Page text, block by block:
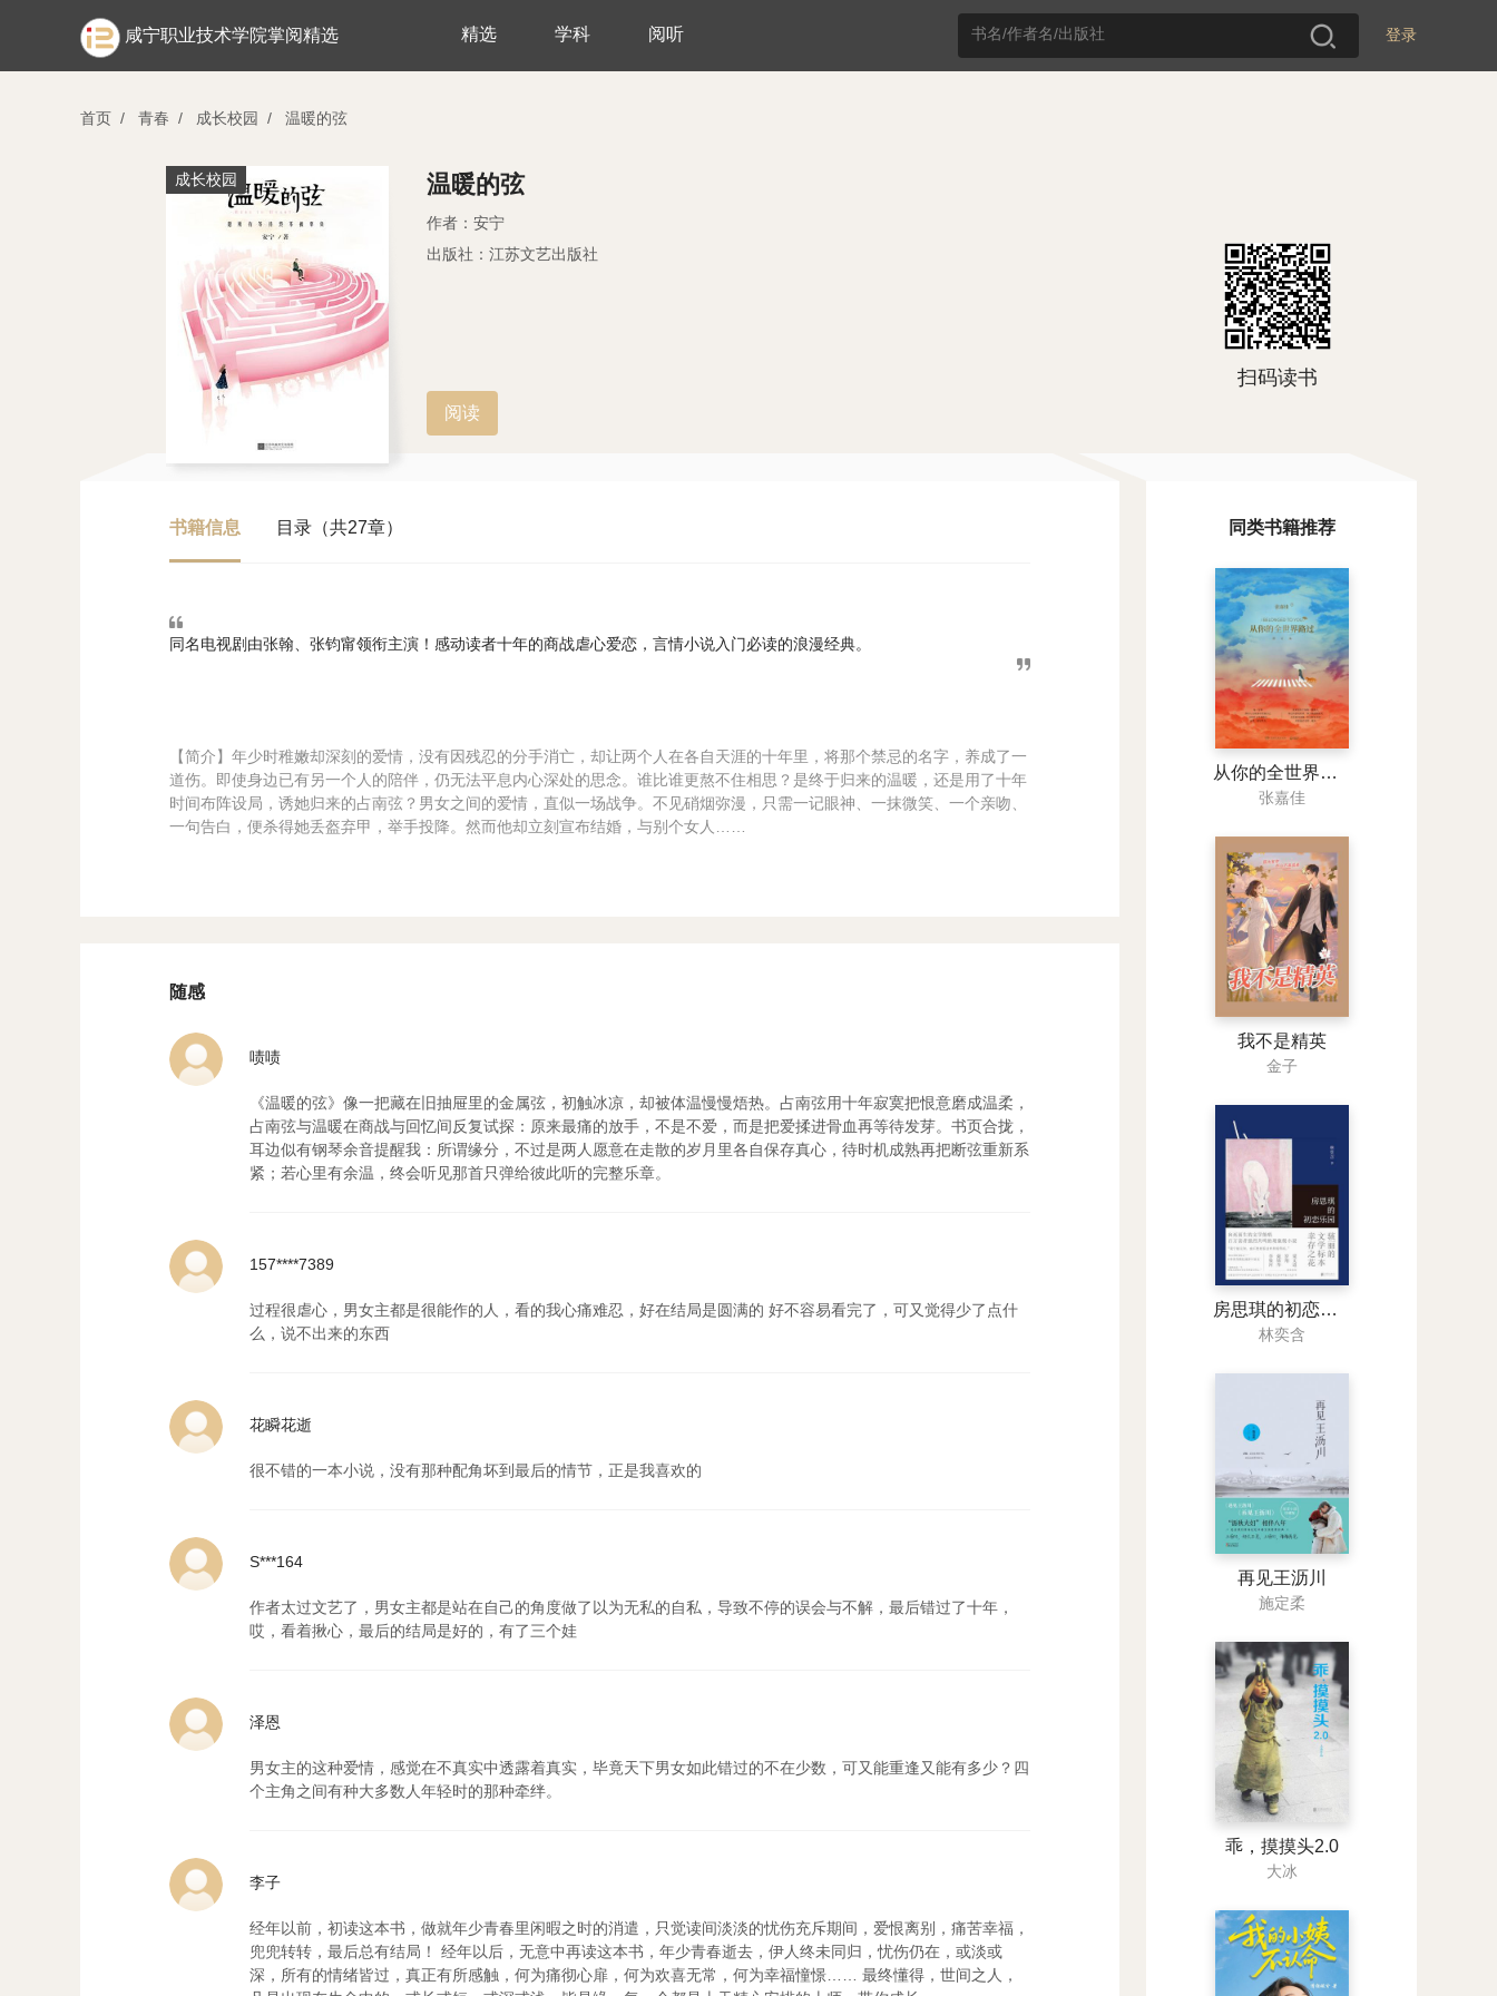
登录
精选 学科 阅听
咸宁职业技术学院掌阅精选
首页 / 青春 / 成长校园 / 温暖的弦
成长校园 温暖的弦
作者：安宁
出版社：江苏文艺出版社
阅读
扫码读书
书籍信息 目录（共27章）
同名电视剧由张翰、张钧甯领衔主演！感动读者十年的商战虐心爱恋，言情小说入门必读的浪漫经典。
【简介】年少时稚嫩却深刻的爱情，没有因残忍的分手消亡，却让两个人在各自天涯的十年里，将那个禁忌的名字，养成了一
道伤。即使身边已有另一个人的陪伴，仍无法平息内心深处的思念。谁比谁更熬不住相思？是终于归来的温暖，还是用了十年
时间布阵设局，诱她归来的占南弦？男女之间的爱情，直似一场战争。不见硝烟弥漫，只需一记眼神、一抹微笑、一个亲吻、
一句告白，便杀得她丢盔弃甲，举手投降。然而他却立刻宣布结婚，与别个女人……
随感
啧啧
《温暖的弦》像一把藏在旧抽屉里的金属弦，初触冰凉，却被体温慢慢焐热。占南弦用十年寂寞把恨意磨成温柔，
占南弦与温暖在商战与回忆间反复试探：原来最痛的放手，不是不爱，而是把爱揉进骨血再等待发芽。书页合拢，
耳边似有钢琴余音提醒我：所谓缘分，不过是两人愿意在走散的岁月里各自保存真心，待时机成熟再把断弦重新系
紧；若心里有余温，终会听见那首只弹给彼此听的完整乐章。
157****7389
过程很虐心，男女主都是很能作的人，看的我心痛难忍，好在结局是圆满的 好不容易看完了，可又觉得少了点什
么，说不出来的东西
花瞬花逝
很不错的一本小说，没有那种配角坏到最后的情节，正是我喜欢的
S***164
作者太过文艺了，男女主都是站在自己的角度做了以为无私的自私，导致不停的误会与不解，最后错过了十年，
哎，看着揪心，最后的结局是好的，有了三个娃
泽恩
男女主的这种爱情，感觉在不真实中透露着真实，毕竟天下男女如此错过的不在少数，可又能重逢又能有多少？四
个主角之间有种大多数人年轻时的那种牵绊。
李子
经年以前，初读这本书，做就年少青春里闲暇之时的消遣，只觉读间淡淡的忧伤充斥期间，爱恨离别，痛苦幸福，
兜兜转转，最后总有结局！ 经年以后，无意中再读这本书，年少青春逝去，伊人终未同归，忧伤仍在，或淡或
深，所有的情绪皆过，真正有所感触，何为痛彻心扉，何为欢喜无常，何为幸福憧憬…… 最终懂得，世间之人，
同类书籍推荐
从你的全世界路过（梁朝伟主演摆渡人原著）
张嘉佳
我不是精英
金子
房思琪的初恋乐园
林奕含
再见王沥川
施定柔
乖，摸摸头2.0
大冰